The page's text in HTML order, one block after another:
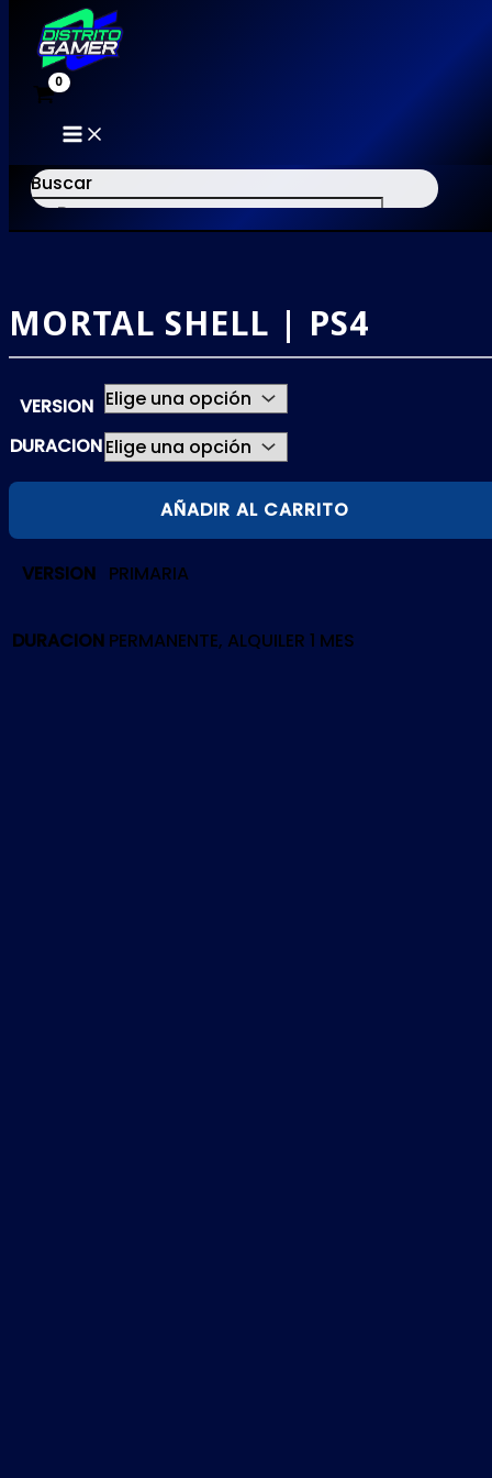
al
MAIN
MENU
Buscar
MORTAL SHELL | PS4
VERSION
DURACION
MORTAL
PS4
AÑADIR AL CARRITO
VERSION PRIMARIA
DURACION PERMANENTE, ALQUILER 1 MES